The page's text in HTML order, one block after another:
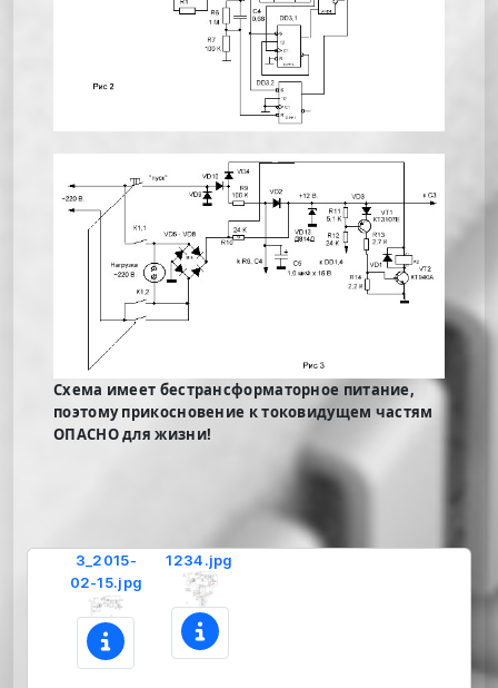
Схема имеет бестрансформаторное питание,
поэтому прикосновение к токовидущем частям
ОПАСНО для жизни!
3_2015-
02-15.jpg
1234.jpg